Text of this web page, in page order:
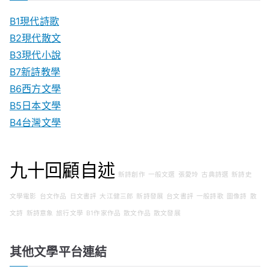
B1現代詩歌
B2現代散文
B3現代小說
B7新詩教學
B6西方文學
B5日本文學
B4台灣文學
九十回顧自述 新詩創作 一般文選 張愛玲 古典詩選 新詩史
文學電影 台文作品 日文書評 大江健三郎 新詩發展 台文書評 一般詩歌 圖像詩 散
文詩 新詩意象 旅行文學 B1作家作品 散文作品 散文發展
其他文學平台連結